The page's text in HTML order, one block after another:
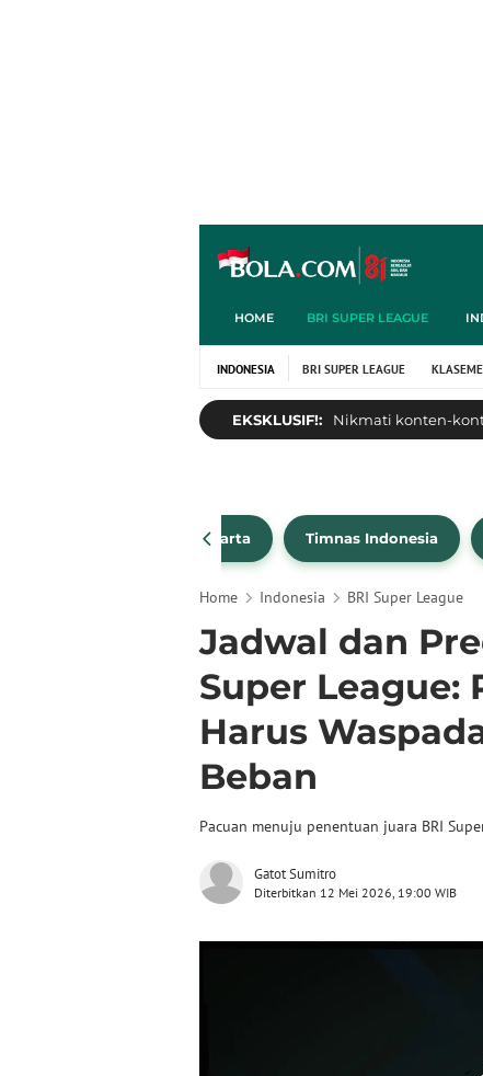
HOME BRI SUPER LEAGUE
INDONESIA BRI SUPER LEAGUE
EKSKLUSIF!: Nikmati konten-
Persija Jakarta Timnas Indonesia
Home Indonesia BRI Super League
Jadwal dan
Super League:
Harus
Beban
Pacuan menuju penentuan juara BRI
Gatot Sumitro
Diterbitkan 12 Mei 2026, 19:00 WIB